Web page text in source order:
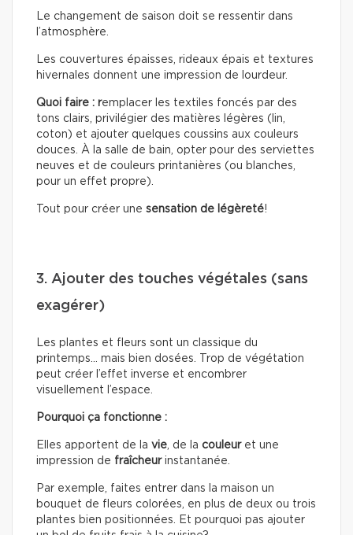
Le changement de saison doit se ressentir dans
l’atmosphère.
Les couvertures épaisses, rideaux épais et textures
hivernales donnent une impression de lourdeur.
Quoi faire : remplacer les textiles foncés par des
tons clairs, privilégier des matières légères (lin,
coton) et ajouter quelques coussins aux couleurs
douces. À la salle de bain, opter pour des serviettes
neuves et de couleurs printanières (ou blanches,
pour un effet propre).
Tout pour créer une sensation de légèreté!
3. Ajouter des touches végétales (sans
exagérer)
Les plantes et fleurs sont un classique du
printemps… mais bien dosées. Trop de végétation
peut créer l’effet inverse et encombrer
visuellement l’espace.
Pourquoi ça fonctionne :
Elles apportent de la vie, de la couleuret une
impression de fraîcheurinstantanée.
Par exemple, faites entrer dans la maison un
bouquet de fleurs colorées, en plus de deux ou trois
plantes bien positionnées. Et pourquoi pas ajouter